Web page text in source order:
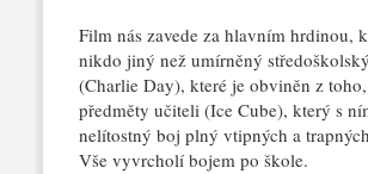
Film nás zavede za hlavním hrdinou,
nikdo jiný než umírněný
(Charlie Day), které je obviněn z
předměty učiteli (Ice Cube), který s
nelítostný boj plný vtipných a
Vše vyvrcholí bojem po škole.